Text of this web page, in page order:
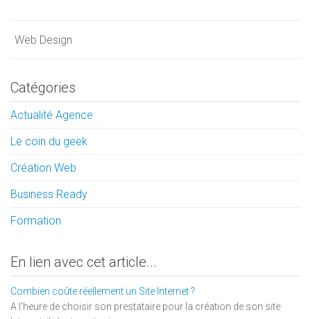
Web Design
Catégories
Actualité Agence
Le coin du geek
Création Web
Business Ready
Formation
En lien avec cet article...
Combien coûte réellement un Site Internet ?
A l'heure de choisir son prestataire pour la création de son site